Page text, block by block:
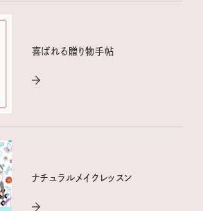
喜ばれる贈り物手帖
ナチュラルメイクレッスン